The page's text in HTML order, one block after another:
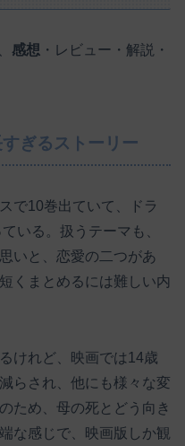
感想 ・レビュー・解説・
ぎるストーリー
で10巻出ていて、ドラ
いる。扱うテーマも、
いと、恋愛の二つがあ
くまとめるには難しい内
けれど、映画では14歳
らされ、他にも様々な変
ため、母の死とどう向き
な感じで、映画版しか観